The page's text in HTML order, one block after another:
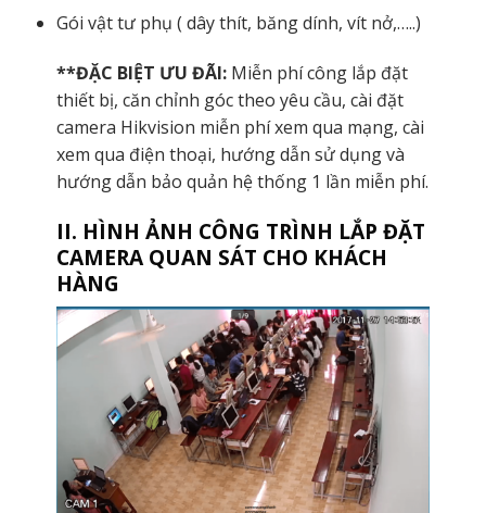
Gói vật tư phụ ( dây thít, băng dính, vít nở,…..)
**ĐẶC BIỆT ƯU ĐÃI:Miễn phí công lắp đặt
thiết bị, căn chỉnh góc theo yêu cầu, cài đặt
camera Hikvision miễn phí xem qua mạng, cài
xem qua điện thoại, hướng dẫn sử dụng và
hướng dẫn bảo quản hệ thống 1 lần miễn phí.
II. HÌNH ẢNH CÔNG TRÌNH LẮP ĐẶT
CAMERA QUAN SÁT CHO KHÁCH
HÀNG